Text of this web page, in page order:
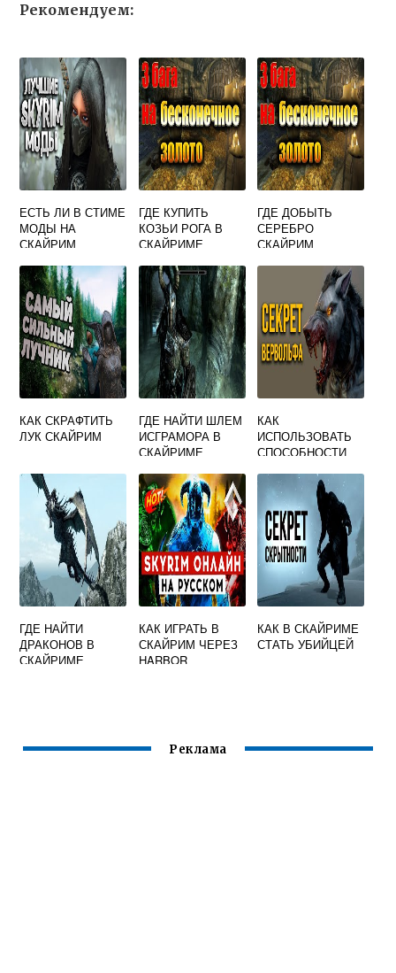
Рекомендуем:
ЕСТЬ ЛИ В СТИМЕ
МОДЫ НА
СКАЙРИМ
ГДЕ КУПИТЬ
КОЗЬИ РОГА В
СКАЙРИМЕ
ГДЕ ДОБЫТЬ
СЕРЕБРО
СКАЙРИМ
КАК СКРАФТИТЬ
ЛУК СКАЙРИМ
ГДЕ НАЙТИ ШЛЕМ
ИСГРАМОРА В
СКАЙРИМЕ
КАК
ИСПОЛЬЗОВАТЬ
СПОСОБНОСТИ
СКАЙРИМЕ
ГДЕ НАЙТИ
ДРАКОНОВ В
СКАЙРИМЕ
КАК ИГРАТЬ В
СКАЙРИМ ЧЕРЕЗ
HARBOR
КАК В СКАЙРИМЕ
СТАТЬ УБИЙЦЕЙ
Реклама